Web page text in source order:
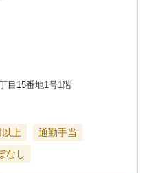
目15番地1号1階
上
通勤手当
なし